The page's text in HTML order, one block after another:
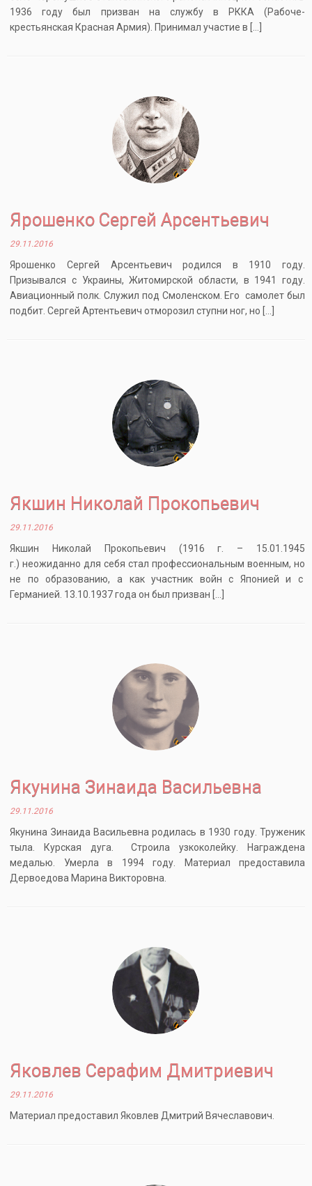
1936 году был призван на службу в РККА (Рабоче-
крестьянская Красная Армия). Принимал участие в […]
Ярошенко Сергей Арсентьевич
29.11.2016
Ярошенко Сергей Арсентьевич родился в 1910 году.
Призывался с Украины, Житомирской области, в 1941 году.
Авиационный полк. Служил под Смоленском. Его самолет был
подбит. Сергей Артентьевич отморозил ступни ног, но […]
Якшин Николай Прокопьевич
29.11.2016
Якшин Николай Прокопьевич (1916 г. – 15.01.1945
г.) неожиданно для себя стал профессиональным военным, но
не по образованию, а как участник войн с Японией и с
Германией. 13.10.1937 года он был призван […]
Якунина Зинаида Васильевна
29.11.2016
Якунина Зинаида Васильевна родилась в 1930 году. Труженик
тыла. Курская дуга. Строила узкоколейку. Награждена
медалью. Умерла в 1994 году. Материал предоставила
Дервоедова Марина Викторовна.
Яковлев Серафим Дмитриевич
29.11.2016
Материал предоставил Яковлев Дмитрий Вячеславович.